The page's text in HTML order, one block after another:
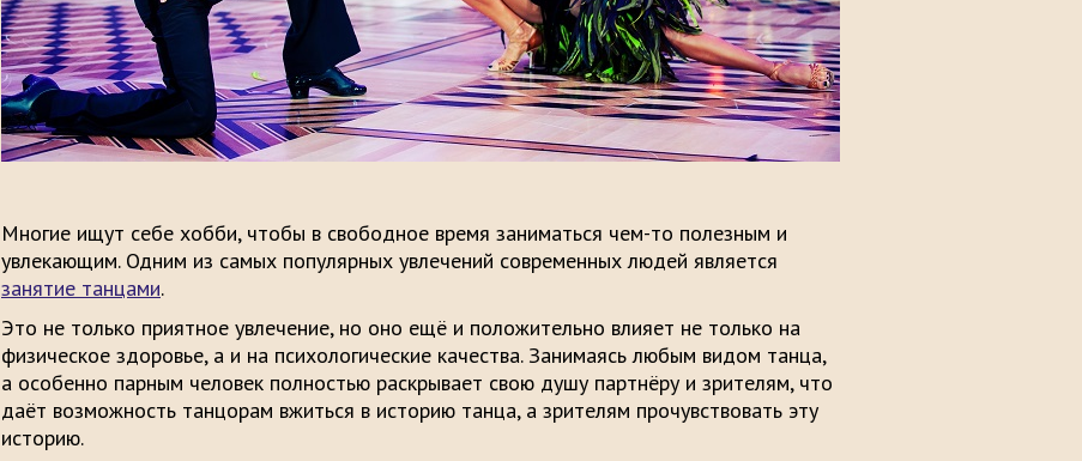
Многие ищут себе хобби, чтобы в свободное время заниматься чем-то полезным и
увлекающим. Одним из самых популярных увлечений современных людей является
занятие танцами.
Это не только приятное увлечение, но оно ещё и положительно влияет не только на
физическое здоровье, а и на психологические качества. Занимаясь любым видом танца,
а особенно парным человек полностью раскрывает свою душу партнёру и зрителям, что
даёт возможность танцорам вжиться в историю танца, а зрителям прочувствовать эту
историю.